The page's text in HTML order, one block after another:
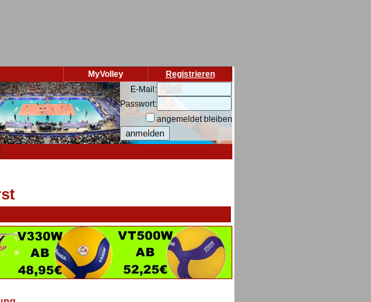
Registrieren
MyVolley
E-Mail:
Passwort:
angemeldet bleiben